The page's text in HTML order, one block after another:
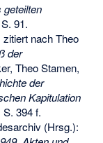
geteilten
91.
zitiert nach Theo
der
Theo Stamen,
der
Kapitulation
394 f.
(Hrsg.):